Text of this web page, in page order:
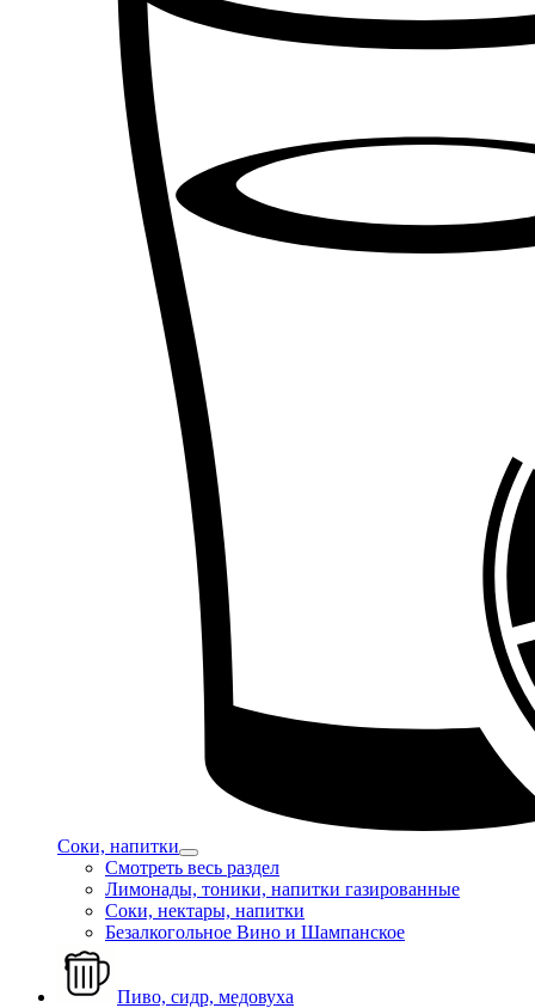
Соки, напитки
Смотреть весь раздел
Лимонады, тоники, напитки газированные
Соки, нектары, напитки
Безалкогольное Вино и Шампанское
Пиво, сидр, медовуха